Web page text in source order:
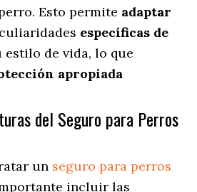
Esto permite adaptar
específicas de
estilo de vida, lo que
apropiada
del Seguro para Perros
un seguro para perros
incluir las